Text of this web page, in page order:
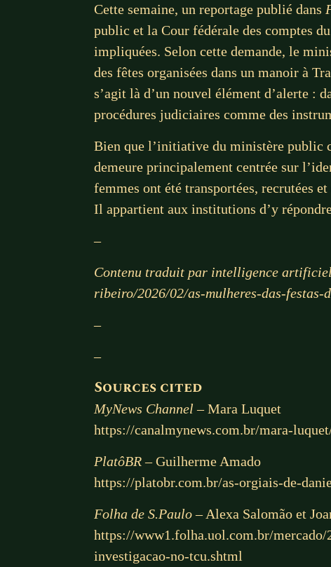
Cette semaine, un reportage publié dans
public et la Cour fédérale des comptes
impliquées. Selon cette demande, le
des fêtes organisées dans un manoir à
s’agit là d’un nouvel élément d’alerte :
procédures judiciaires comme des
Bien que l’initiative du ministère public
demeure principalement centrée sur
femmes ont été transportées, recrutées
Il appartient aux institutions d’y
–
Contenu traduit par intelligence
ribeiro/2026/02/as-mulheres-das-festas-
–
–
Sources cited
MyNews Channel – Mara Luquet
https://canalmynews.com.br/mara-
PlatôBR– Guilherme Amado
https://platobr.com.br/as-orgiais-de-
Folha de S.Paulo– Alexa Salomão et
https://www1.folha.uol.com.br/mercado/
investigacao-no-tcu.shtml